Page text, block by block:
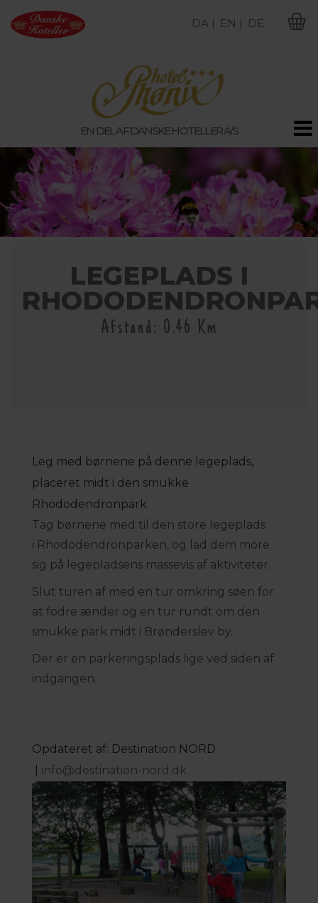
EN DEL AF DANSKE HOTELLER A/S
DA | EN | DE
LEGEPLADS I
Afstand: 0.46 Km
Leg med børnene på denne legeplads,
placeret midt i den smukke
Rhododendronpark.
Tag børnene med til den store legeplads
i Rhododendronparken, og lad dem more
sig på legepladsens massevis af aktiviteter.
Slut turen af med en tur omkring søen for
at fodre ænder og en tur rundt om den
smukke park midt i Brønderslev by.
Der er en parkeringsplads lige ved siden af
indgangen.
Opdateret af: Destination NORD
info@destination-nord.dk